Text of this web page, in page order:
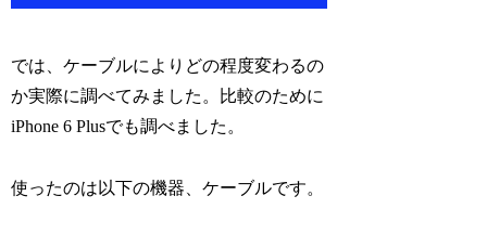
では、ケーブルによりどの程度変わるの
か実際に調べてみました。比較のために
iPhone 6 Plusでも調べました。
使ったのは以下の機器、ケーブルです。